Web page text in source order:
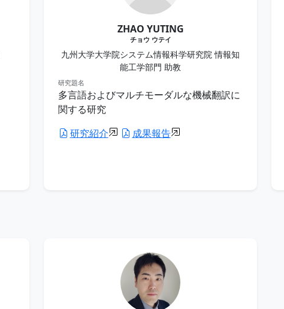
ZHAO YUTING
チョウ ウテイ
九州大学大学院システム情報科学研究院 情報知
能工学部門 助教
研究題名
多言語およびマルチモーダルな機械翻訳に
関する研究
研究紹介
成果報告